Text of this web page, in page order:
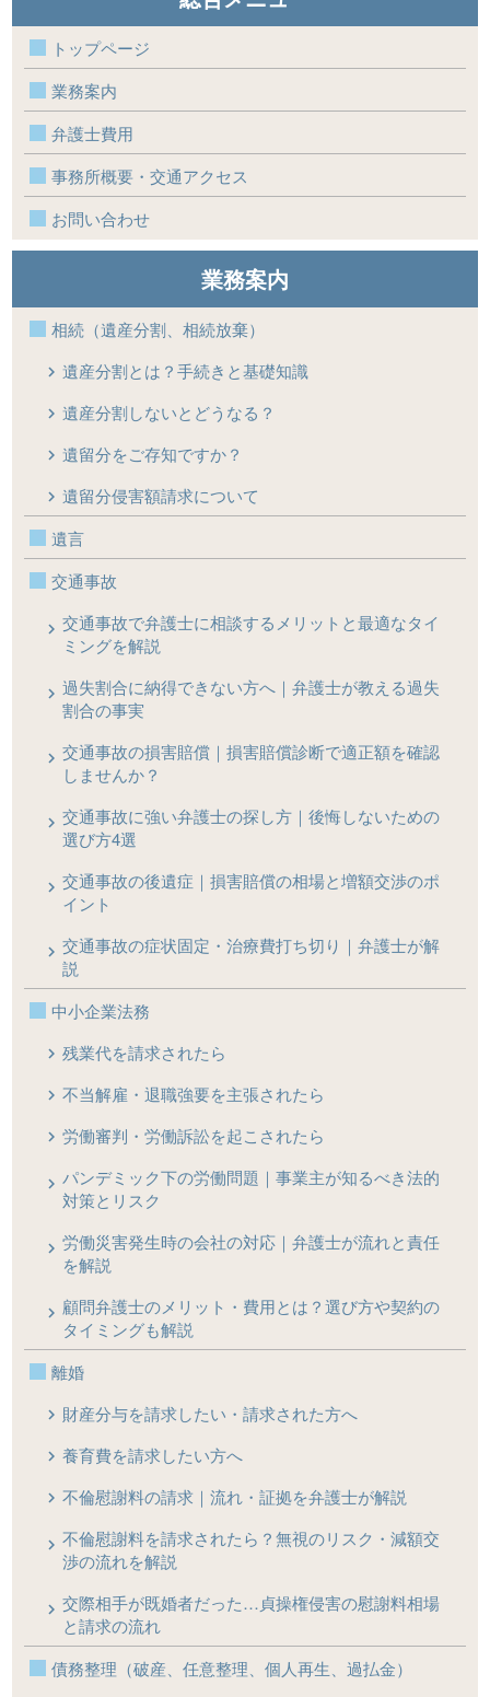
トップページ
業務案内
弁護士費用
事務所概要・交通アクセス
お問い合わせ
業務案内
相続（遺産分割、相続放棄）
遺産分割とは？手続きと基礎知識
遺産分割しないとどうなる？
遺留分をご存知ですか？
遺留分侵害額請求について
遺言
交通事故
交通事故で弁護士に相談するメリットと最適なタイ
ミングを解説
過失割合に納得できない方へ｜弁護士が教える過失
割合の事実
交通事故の損害賠償｜損害賠償診断で適正額を確認
しませんか？
交通事故に強い弁護士の探し方｜後悔しないための
選び方4選
交通事故の後遺症｜損害賠償の相場と増額交渉のポ
イント
交通事故の症状固定・治療費打ち切り｜弁護士が解
説
中小企業法務
残業代を請求されたら
不当解雇・退職強要を主張されたら
労働審判・労働訴訟を起こされたら
パンデミック下の労働問題｜事業主が知るべき法的
対策とリスク
労働災害発生時の会社の対応｜弁護士が流れと責任
を解説
顧問弁護士のメリット・費用とは？選び方や契約の
タイミングも解説
離婚
財産分与を請求したい・請求された方へ
養育費を請求したい方へ
不倫慰謝料の請求｜流れ・証拠を弁護士が解説
不倫慰謝料を請求されたら？無視のリスク・減額交
渉の流れを解説
交際相手が既婚者だった…貞操権侵害の慰謝料相場
と請求の流れ
債務整理（破産、任意整理、個人再生、過払金）